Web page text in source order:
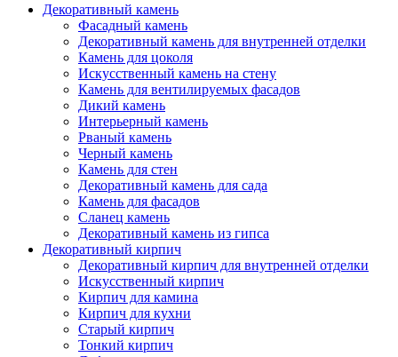
Декоративный камень
Фасадный камень
Декоративный камень для внутренней отделки
Камень для цоколя
Искусственный камень на стену
Камень для вентилируемых фасадов
Дикий камень
Интерьерный камень
Рваный камень
Черный камень
Камень для стен
Декоративный камень для сада
Камень для фасадов
Сланец камень
Декоративный камень из гипса
Декоративный кирпич
Декоративный кирпич для внутренней отделки
Искусственный кирпич
Кирпич для камина
Кирпич для кухни
Старый кирпич
Тонкий кирпич